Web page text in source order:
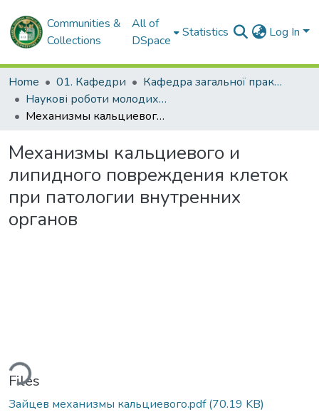
Communities &
Collections
All of
DSpace
Statistics Log In
Home 01. Кафедри
Кафедра загальної практики – сімейної медицини та внутрішніх хвороб
Наукові роботи молодих дослідників. Кафедра загальної практики – сімейної медицини та внутрішніх хвороб
Механизмы кальциевого и липидного повреждения клеток при патологии внутренних органов
Механизмы кальциевого и
липидного повреждения клеток
при патологии внутренних
органов
Files
Зайцев механизмы кальциевого.pdf(70.19 KB)